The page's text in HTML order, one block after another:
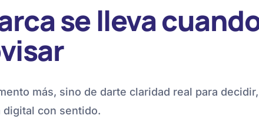
se lleva
más, sino de darte claridad real para decidir,
con sentido.